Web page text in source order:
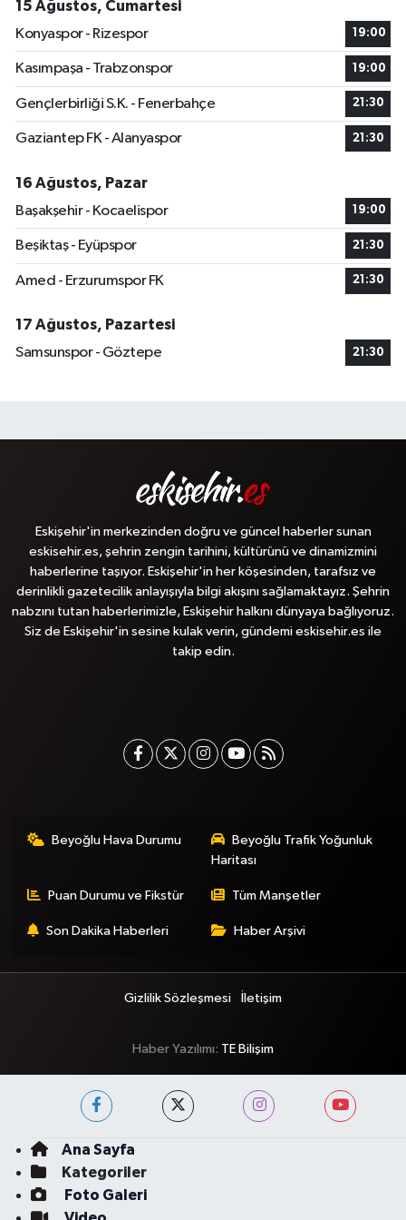
15 Ağustos, Cumartesi
Konyaspor - Rizespor
19:00
Kasımpaşa - Trabzonspor 19:00
Gençlerbirliği S.K. - Fenerbahçe 21:30
Gaziantep FK - Alanyaspor 21:30
16 Ağustos, Pazar
Başakşehir - Kocaelispor
19:00
Beşiktaş - Eyüpspor 21:30
Amed - Erzurumspor FK 21:30
17 Ağustos, Pazartesi
Samsunspor - Göztepe
21:30
Eskişehir'in merkezinden doğru ve güncel haberler sunan
eskisehir.es, şehrin zengin tarihini, kültürünü ve dinamizmini
haberlerine taşıyor. Eskişehir'in her köşesinden, tarafsız ve
derinlikli gazetecilik anlayışıyla bilgi akışını sağlamaktayız. Şehrin
nabzını tutan haberlerimizle, Eskişehir halkını dünyaya bağlıyoruz.
Siz de Eskişehir'in sesine kulak verin, gündemi eskisehir.es ile
takip edin.
Beyoğlu Hava Durumu
Beyoğlu Trafik Yoğunluk
Haritası
Puan Durumu ve Fikstür Tüm Manşetler
Son Dakika Haberleri Haber Arşivi
Gizlilik Sözleşmesi İletişim
Haber Yazılımı: TE Bilişim
Ana Sayfa
Kategoriler
Foto Galeri